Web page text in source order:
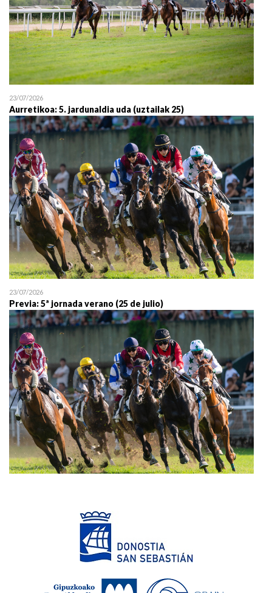
23/07/2026
Aurretikoa: 5. jardunaldia uda (uztailak 25)
23/07/2026
Previa: 5ª jornada verano (25 de julio)